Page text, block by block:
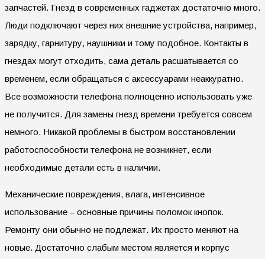
запчастей. Гнезд в современных гаджетах достаточно много.
Люди подключают через них внешние устройства, например,
зарядку, гарнитуру, наушники и тому подобное. Контакты в
гнездах могут отходить, сама деталь расшатывается со
временем, если обращаться с аксессуарами неаккуратно.
Все возможности телефона полноценно использовать уже
не получится. Для замены гнезд времени требуется совсем
немного. Никакой проблемы в быстром восстановлении
работоспособности телефона не возникнет, если
необходимые детали есть в наличии.
Механические повреждения, влага, интенсивное
использование – основные причины поломок кнопок.
Ремонту они обычно не подлежат. Их просто меняют на
новые. Достаточно слабым местом является и корпус